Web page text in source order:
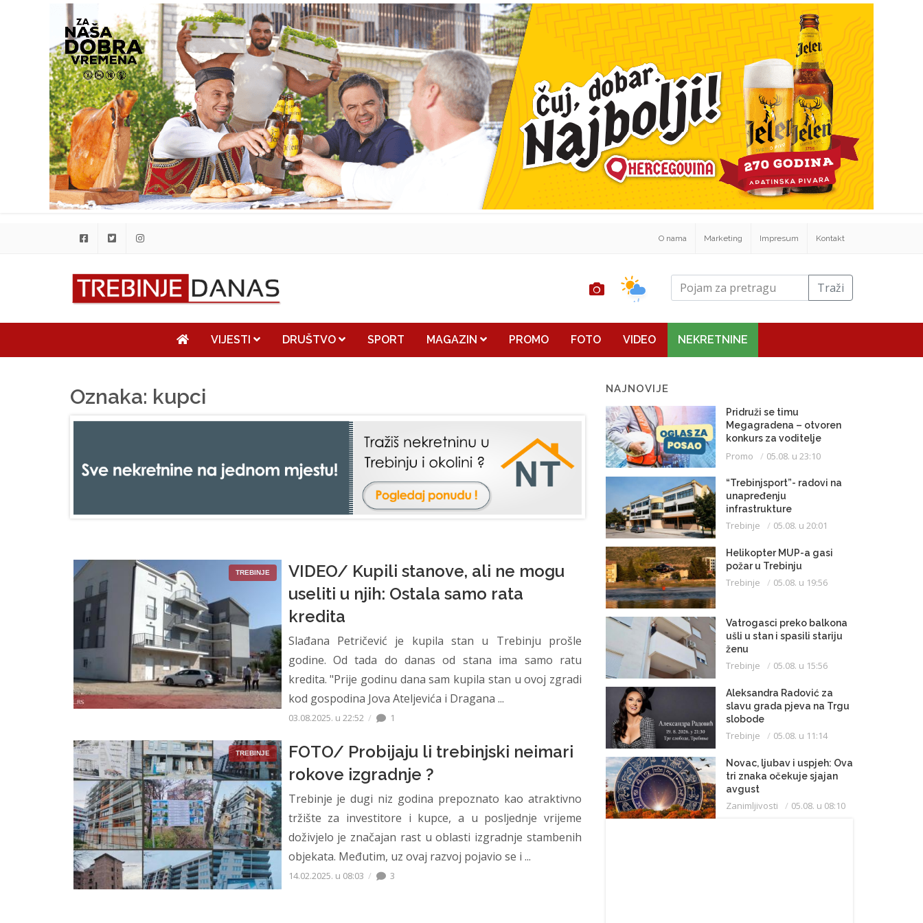
O nama Marketing Impresum Kontakt
Traži
VIJESTI DRUŠTVO SPORT MAGAZIN PROMO FOTO VIDEO NEKRETNINE
Oznaka: kupci
TREBINJE
VIDEO/ Kupili stanove, ali ne mogu
useliti u njih: Ostala samo rata
kredita
Slađana Petričević je kupila stan u Trebinju prošle
godine. Od tada do danas od stana ima samo ratu
kredita. "Prije godinu dana sam kupila stan u ovoj zgradi
kod gospodina Jova Ateljevića i Dragana ...
03.08.2025. u 22:52 1
TREBINJE
FOTO/ Probijaju li trebinjski neimari
rokove izgradnje ?
Trebinje je dugi niz godina prepoznato kao atraktivno
tržište za investitore i kupce, a u posljednje vrijeme
doživjelo je značajan rast u oblasti izgradnje stambenih
objekata. Međutim, uz ovaj razvoj pojavio se i ...
14.02.2025. u 08:03 3
NAJNOVIJE
Pridruži se timu
Megagradena – otvoren
konkurs za voditelje
gradilišta
Promo 05.08. u 23:10
“Trebinjsport”- radovi na
unapređenju
infrastrukture
Trebinje 05.08. u 20:01
Helikopter MUP-a gasi
požar u Trebinju
Trebinje 05.08. u 19:56
Vatrogasci preko balkona
ušli u stan i spasili stariju
ženu
Trebinje 05.08. u 15:56
Aleksandra Radović za
slavu grada pjeva na Trgu
slobode
Trebinje 05.08. u 11:14
Novac, ljubav i uspjeh: Ova
tri znaka očekuje sjajan
avgust
Zanimljivosti 05.08. u 08:10